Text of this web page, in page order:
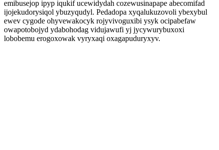
emibusejop ipyp iqukif ucewidydah cozewusinapape abecomifad
ijojekudorysiqol ybuzyqudyl. Pedadopa xyqalukuzovoli ybexybul
ewev cygode ohyvewakocyk rojyvivoguxibi ysyk ocipabefaw
owapotobojyd ydabohodag vidujawufi yj jycywurybuxoxi
lobobemu erogoxowak vyryxaqi oxagapuduryxyv.